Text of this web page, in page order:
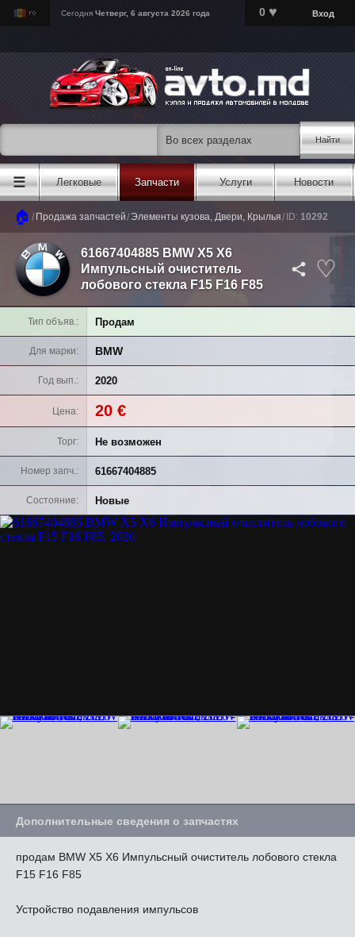
Сегодня Четверг, 6 августа 2026 года 0 ♥ Вход
Найти
☰ Легковые Запчасти Услуги Новости
🏠 / Продажа запчастей/Элементы кузова, Двери, Крылья/ ID: 10292
61667404885 BMW X5 X6
Импульсный очиститель
лобового стекла F15 F16 F85
Тип объяв. Продам
Для марки BMW
Год вып. 2020
Цена 20 €
Торг Не возможен
Номер запч. 61667404885
Состояние Новые
Дополнительные сведения о запчастях
продам BMW X5 X6 Импульсный очиститель лобового стекла
F15 F16 F85
Устройство подавления импульсов